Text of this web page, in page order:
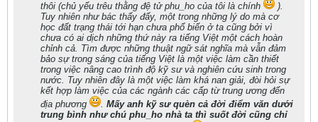
thôi (chủ yếu trêu thằng đệ tử phu_ho của tôi là chính
).
Tuy nhiên như bác thấy đấy, một trong những lý do mà cơ
học đất trạng thái tới hạn chưa phổ biến ở ta cũng bởi vì
chưa có ai dịch những thứ này ra tiếng Việt một cách hoàn
chỉnh cả. Tìm được những thuật ngữ sát nghĩa mà vẫn đảm
bảo sự trong sáng của tiếng Việt là một việc làm cần thiết
trong việc nâng cao trình độ kỹ sư và nghiên cứu sinh trong
nước. Tuy nhiên đây là một việc làm khá nan giải, đòi hỏi sự
kết hợp làm việc của các ngành các cấp từ trung ương đến
địa phương
. Mấy anh kỹ sư quèn cả đời điểm văn dưới
trung bình như chú phu_ho nhà ta thì suốt đời cũng chỉ